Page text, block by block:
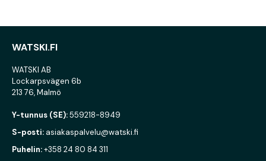
WATSKI.FI
WATSKI AB
Lockarpsvägen 6b
213 76, Malmö
Y-tunnus (SE):559218-8949
S-posti: asiakaspalvelu@watski.fi
Puhelin:+358 24 80 84 311